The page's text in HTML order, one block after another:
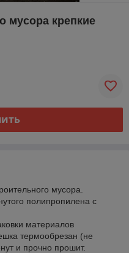
мусора крепкие
мусора.
полипропилена с
материалов
термообрезан (не
и прочно прошит.